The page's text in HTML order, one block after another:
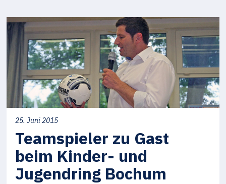
25. Juni 2015
Teamspieler zu Gast
beim Kinder- und
Jugendring Bochum